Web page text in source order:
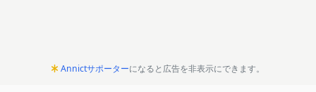
Annictサポーターになると広告を非表示にできます。